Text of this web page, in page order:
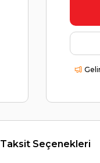
Taksit Seçenekleri